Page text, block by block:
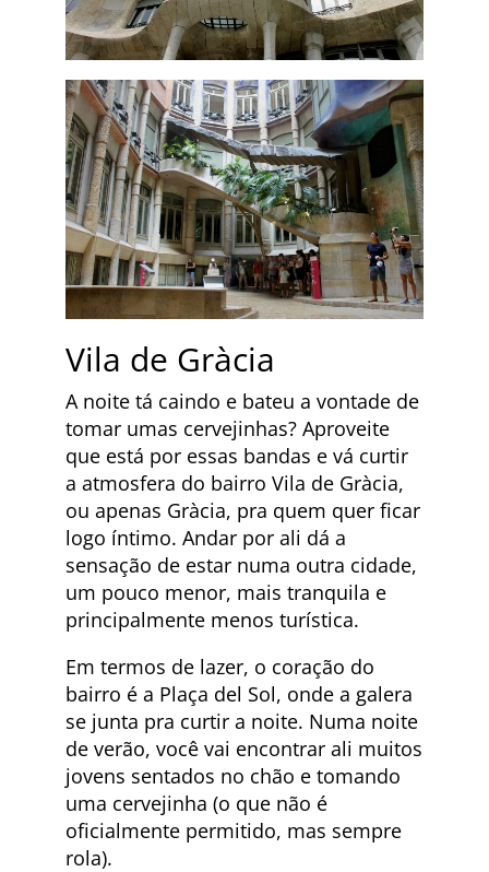
Vila de Gràcia
A noite tá caindo e bateu a vontade de
tomar umas cervejinhas? Aproveite
que está por essas bandas e vá curtir
a atmosfera do bairro Vila de Gràcia,
ou apenas Gràcia, pra quem quer ficar
logo íntimo. Andar por ali dá a
sensação de estar numa outra cidade,
um pouco menor, mais tranquila e
principalmente menos turística.
Em termos de lazer, o coração do
bairro é a Plaça del Sol, onde a galera
se junta pra curtir a noite. Numa noite
de verão, você vai encontrar ali muitos
jovens sentados no chão e tomando
uma cervejinha (o que não é
oficialmente permitido, mas sempre
rola).